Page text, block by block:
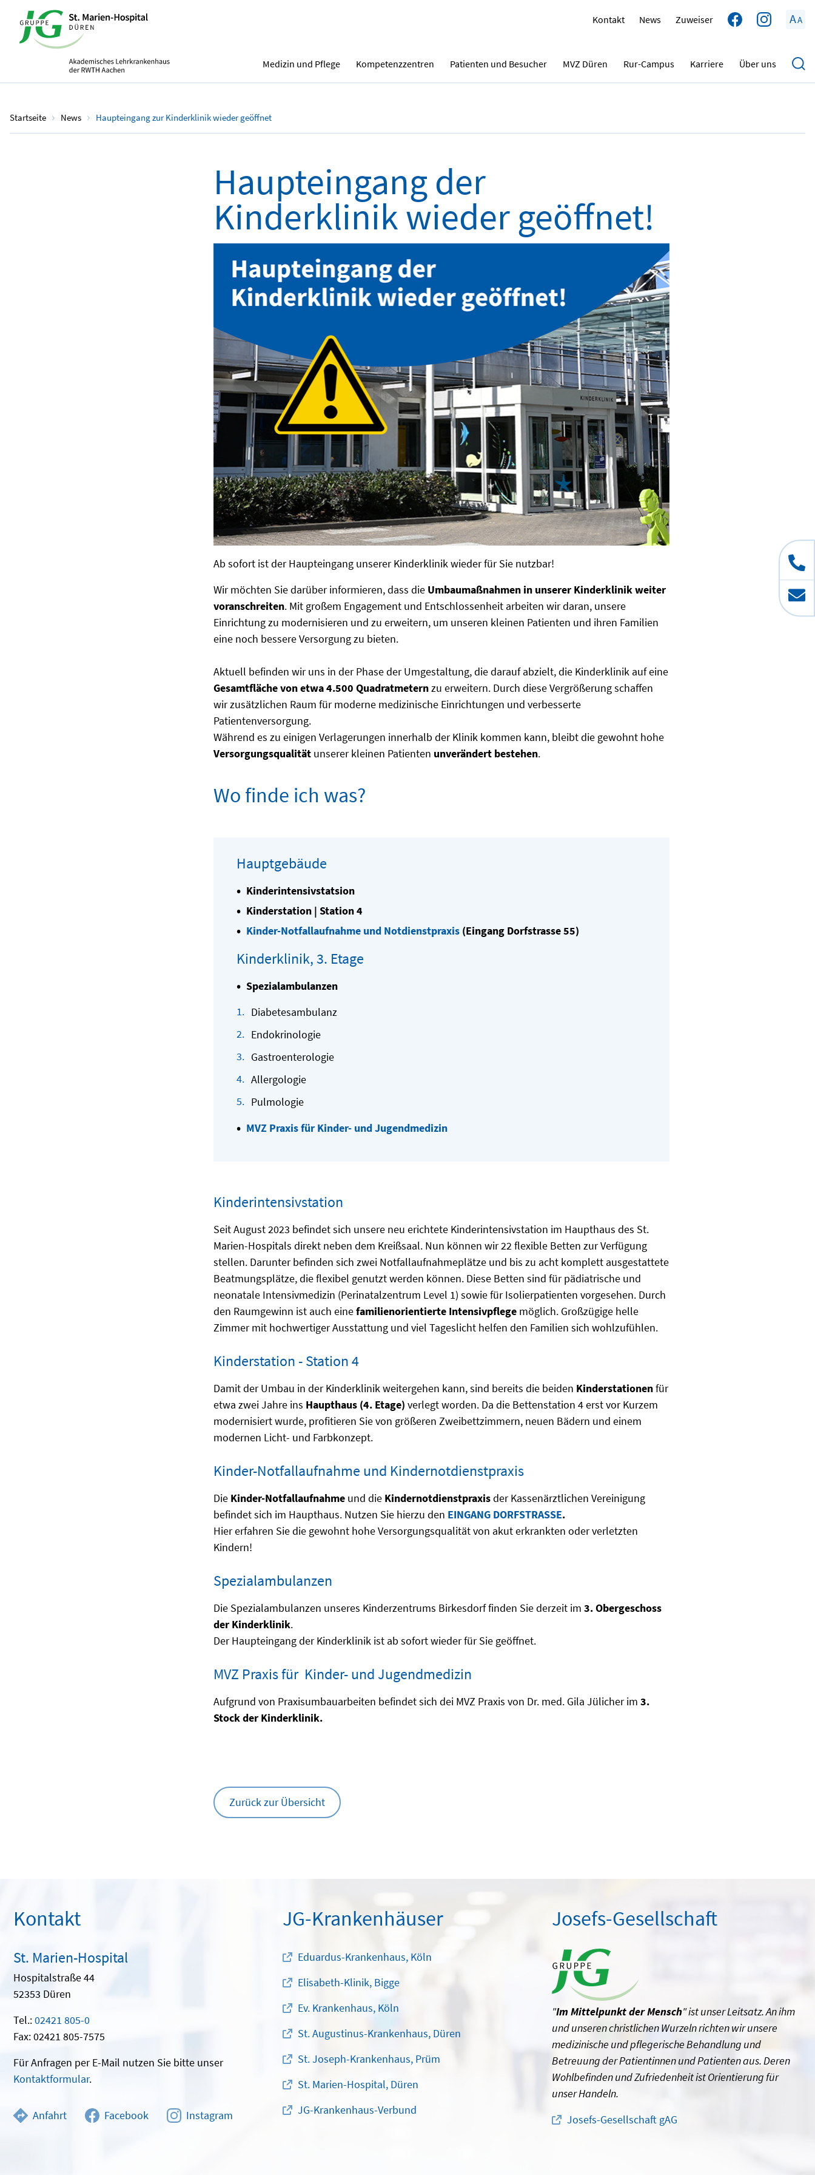
Kontakt News Zuweiser AA
Medizin und Pflege Kompetenzzentren Patienten und Besucher MVZ Düren Rur-Campus Karriere Über uns
Startseite News Haupteingang zur Kinderklinik wieder geöffnet
22.04.2024
Haupteingang der
Kinderklinik wieder geöffnet!
Ab sofort ist der Haupteingang unserer Kinderklinik wieder für Sie nutzbar!
Wir möchten Sie darüber informieren, dass die Umbaumaßnahmen in unserer Kinderklinik weiter
voranschreiten. Mit großem Engagement und Entschlossenheit arbeiten wir daran, unsere
Einrichtung zu modernisieren und zu erweitern, um unseren kleinen Patienten und ihren Familien
eine noch bessere Versorgung zu bieten.
Aktuell befinden wir uns in der Phase der Umgestaltung, die darauf abzielt, die Kinderklinik auf eine
Gesamtfläche von etwa 4.500 Quadratmeternzu erweitern. Durch diese Vergrößerung schaffen
wir zusätzlichen Raum für moderne medizinische Einrichtungen und verbesserte
Patientenversorgung.
Während es zu einigen Verlagerungen innerhalb der Klinik kommen kann, bleibt die gewohnt hohe
Versorgungsqualität unserer kleinen Patienten unverändert bestehen.
Wo finde ich was?
Hauptgebäude
Kinderintensivstatsion
Kinderstation | Station 4
Kinder-Notfallaufnahme und Notdienstpraxis (Eingang Dorfstrasse 55)
Kinderklinik, 3. Etage
Spezialambulanzen
Diabetesambulanz
Endokrinologie
Gastroenterologie
Allergologie
Pulmologie
MVZ Praxis für Kinder- und Jugendmedizin
Kinderintensivstation
Seit August 2023 befindet sich unsere neu erichtete Kinderintensivstation im Haupthaus des St.
Marien-Hospitals direkt neben dem Kreißsaal. Nun können wir 22 flexible Betten zur Verfügung
stellen. Darunter befinden sich zwei Notfallaufnahmeplätze und bis zu acht komplett ausgestattete
Beatmungsplätze, die flexibel genutzt werden können. Diese Betten sind für pädiatrische und
neonatale Intensivmedizin (Perinatalzentrum Level 1) sowie für Isolierpatienten vorgesehen. Durch
den Raumgewinn ist auch einefamilienorientierte Intensivpflege möglich. Großzügige helle
Zimmer mit hochwertiger Ausstattung und viel Tageslicht helfen den Familien sich wohlzufühlen.
Kinderstation - Station 4
Damit der Umbau in der Kinderklinik weitergehen kann, sind bereits die beiden Kinderstationenfür
etwa zwei Jahre ins Haupthaus (4. Etage) verlegt worden. Da die Bettenstation 4 erst vor Kurzem
modernisiert wurde, profitieren Sie von größeren Zweibettzimmern, neuen Bädern und einem
modernen Licht- und Farbkonzept.
Kinder-Notfallaufnahme und Kindernotdienstpraxis
Die Kinder-Notfallaufnahme und die Kindernotdienstpraxisder Kassenärztlichen Vereinigung
befindet sich im Haupthaus. Nutzen Sie hierzu den EINGANG DORFSTRASSE.
Hier erfahren Sie die gewohnt hohe Versorgungsqualität von akut erkrankten oder verletzten
Kindern!
Spezialambulanzen
Die Spezialambulanzen unseres Kinderzentrums Birkesdorf finden Sie derzeit im 3. Obergeschoss
der Kinderklinik.
Der Haupteingang der Kinderklinik ist ab sofort wieder für Sie geöffnet.
MVZ Praxis für Kinder- und Jugendmedizin
Aufgrund von Praxisumbauarbeiten befindet sich dei MVZ Praxis von Dr. med. Gila Jülicher im 3.
Stock der Kinderklinik.
Zurück zur Übersicht
Kontakt
St. Marien-Hospital
Hospitalstraße 44
52353 Düren
Tel.:02421 805-0
Fax: 02421 805-7575
Für Anfragen per E-Mail nutzen Sie bitte unser
Kontaktformular.
Anfahrt Facebook Instagram
JG-Krankenhäuser
Eduardus-Krankenhaus, Köln
Elisabeth-Klinik, Bigge
Ev. Krankenhaus, Köln
St. Augustinus-Krankenhaus, Düren
St. Joseph-Krankenhaus, Prüm
St. Marien-Hospital, Düren
JG-Krankenhaus-Verbund
Josefs-Gesellschaft
"Im Mittelpunkt der Mensch" ist unser Leitsatz. An ihm
und unseren christlichen Wurzeln richten wir unsere
medizinische und pflegerische Behandlung und
Betreuung der Patientinnen und Patienten aus. Deren
Wohlbefinden und Zufriedenheit ist Orientierung für
unser Handeln.
Josefs-Gesellschaft gAG